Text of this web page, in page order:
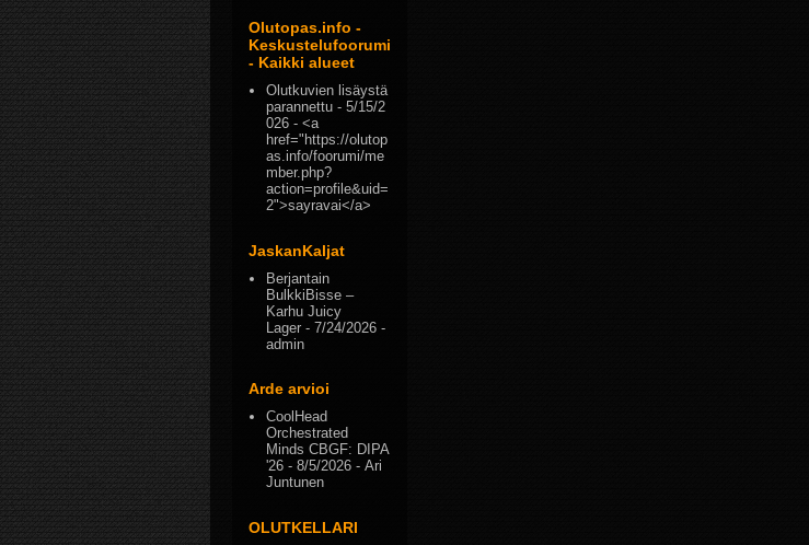
Olutopas.info -
Keskustelufoorumi
- Kaikki alueet
Olutkuvien lisäystä
parannettu - 5/15/2
026 - <a
href="https://olutop
as.info/foorumi/me
mber.php?
action=profile&uid=
2">sayravai</a>
JaskanKaljat
Berjantain
BulkkiBisse –
Karhu Juicy
Lager - 7/24/2026 -
admin
Arde arvioi
CoolHead
Orchestrated
Minds CBGF: DIPA
'26 - 8/5/2026 - Ari
Juntunen
OLUTKELLARI